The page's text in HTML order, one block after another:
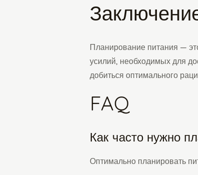
Планирование питания —
усилий, необходимых для
добиться оптимального
FAQ
Как часто нужно
Оптимально планировать